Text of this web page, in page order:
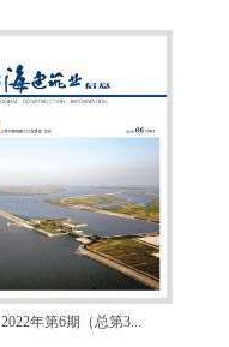
2022年第6期（总第3...